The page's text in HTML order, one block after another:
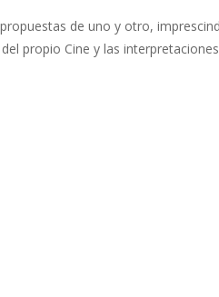
de uno y otro,
propio Cine y las